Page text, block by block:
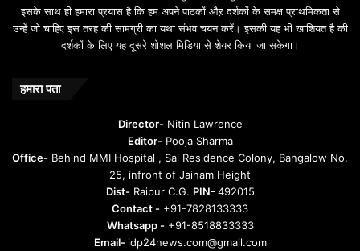
इसके साथ ही हमारा प्रयास है कि हम अपने पाठकों औऱ दर्शकों के समक्ष प्राथमिकता से
उन्हें जो चाहिए इस तरह की सामग्री का यथा संभव चयन करें। इसकी यह भी खाशियत है की
दर्शकों के लिए यह दूसरे शोशल मिडिया से शेयर किया जा सकेगा।
हमारा पता
Director-Nitin Lawrence
Editor-Pooja Sharma
Office- Behind MMI Hospital , Sai Residence Colony, Bangalow No.
25, infront of Jainam Height
Dist-Raipur C.G. PIN-492015
Contact - +91-7828133333
Whatsapp -+91-8518833333
Email- idp24news.com@gmail.com